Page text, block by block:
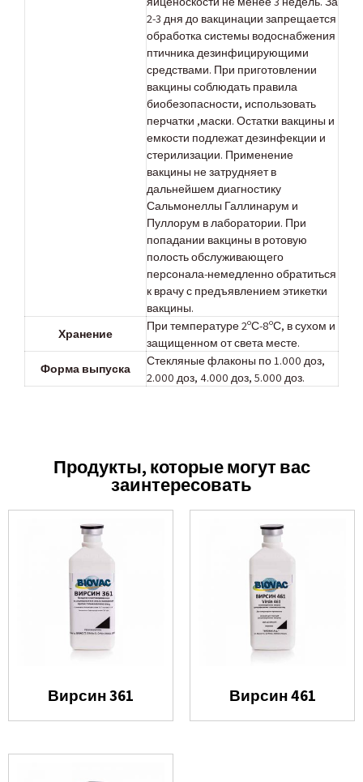
2-3 дня до вакцинации запрещается
обработка системы водоснабжения
птичника дезинфицирующими
средствами. При приготовлении
вакцины соблюдать правила
биобезопасности, использовать
перчатки ,маски. Остатки вакцины и
емкости подлежат дезинфекции и
стерилизации. Применение
вакцины не затрудняет в
дальнейшем диагностику
Сальмонеллы Галлинарум и
Пуллорум в лаборатории. При
попадании вакцины в ротовую
полость обслуживающего
персонала-немедленно обратиться
к врачу с предъявлением этикетки
вакцины.
Хранение
При температуре 2ºС-8ºС, в сухом и
защищенном от света месте.
Форма выпуска
Стекляные флаконы по 1.000 доз,
2.000 доз, 4.000 доз, 5.000 доз.
Продукты, которые могут вас
заинтересовать
Вирсин 361 Вирсин 461